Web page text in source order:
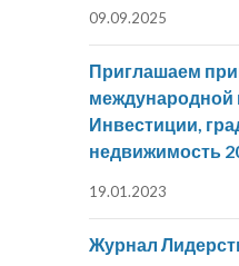
09.09.2025
Приглашаем
международной
Инвестиции,
недвижимость
19.01.2023
Журнал